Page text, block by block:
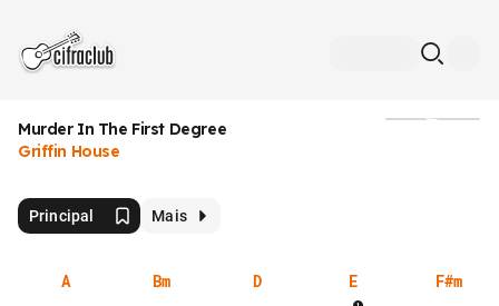
Murder In The First Degree
Griffin House
Principal Mais
A Bm D E F#m